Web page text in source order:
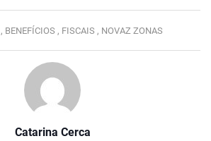
Catarina Cerca
BENEFÍCIOS , FISCAIS , NOVAZ ZONAS